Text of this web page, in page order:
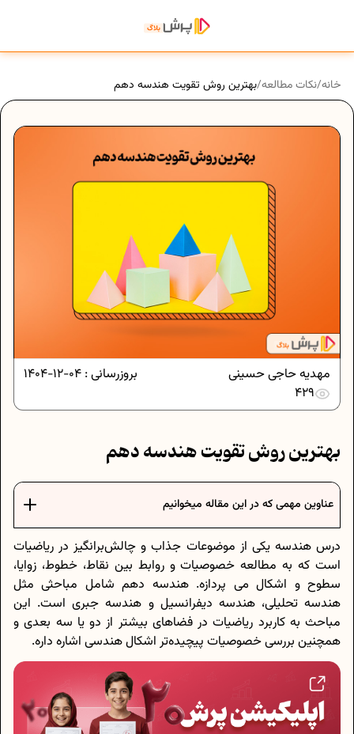
خانه/نکات مطالعه/بهترین روش تقویت هندسه دهم
بروزرسانی : 04-12-1404
مهدیه حاجی حسینی
429
بهترین روش تقویت هندسه دهم
عناوین مهمی که در این مقاله میخوانیم
درس هندسه یکی از موضوعات جذاب و چالش‌برانگیز در ریاضیات
است که به مطالعه خصوصیات و روابط بین نقاط، خطوط، زوایا،
سطوح و اشکال می پردازه. هندسه دهم شامل مباحثی مثل
هندسه تحلیلی، هندسه دیفرانسیل و هندسه جبری است. این
مباحث به کاربرد ریاضیات در فضاهای بیشتر از دو یا سه بعدی و
همچنین بررسی خصوصیات پیچیده‌تر اشکال هندسی اشاره داره.